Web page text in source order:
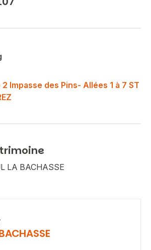
Impasse des Pins- Allées 1 à 7 ST
LA BACHASSE